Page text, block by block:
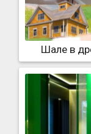
Шале в